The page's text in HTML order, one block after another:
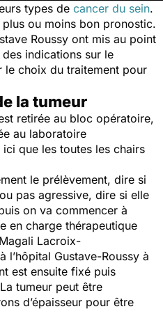
types de cancer du sein.
ou moins bon pronostic.
Roussy ont mis au point
indications sur le
le choix du traitement pour
la tumeur
retirée au bloc opératoire,
au laboratoire
ici que les toutes les chairs
le prélèvement, dire si
pas agressive, dire si elle
on va commencer à
en charge thérapeutique
Lacroix-
l’hôpital Gustave-Roussy à
est ensuite fixé puis
tumeur peut être
d’épaisseur pour être